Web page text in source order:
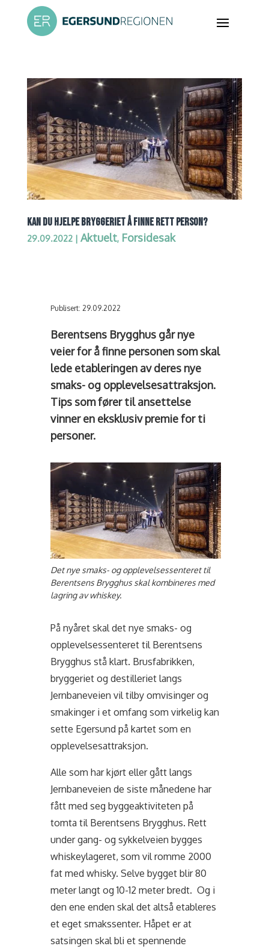
KAN DU HJELPE BRYGGERIET Å FINNE RETT PERSON?
29.09.2022| Aktuelt, Forsidesak
Publisert: 29.09.2022
Berentsens Brygghus går nye
veier for å finne personen som skal
lede etableringen av deres nye
smaks- og opplevelsesattraksjon.
Tips som fører til ansettelse
vinner en eksklusiv premie for ti
personer.
Det nye smaks- og opplevelsessenteret til
Berentsens Brygghus skal kombineres med
lagring av whiskey.
På nyåret skal det nye smaks- og
opplevelsessenteret til Berentsens
Brygghus stå klart. Brusfabrikken,
bryggeriet og destilleriet langs
Jernbaneveien vil tilby omvisinger og
smakinger i et omfang som virkelig kan
sette Egersund på kartet som en
opplevelsesattraksjon.
Alle som har kjørt eller gått langs
Jernbaneveien de siste månedene har
fått med seg byggeaktiviteten på
tomta til Berentsens Brygghus. Rett
under gang- og sykkelveien bygges
whiskeylageret, som vil romme 2000
fat med whisky. Selve bygget blir 80
meter langt og 10-12 meter bredt. Og i
den ene enden skal det altså etableres
et eget smakssenter. Håpet er at
satsingen skal bli et spennende